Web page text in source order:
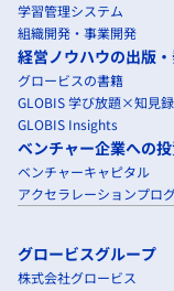
学習管理システム
組織開発・事業開発
経営ノウハウの出版
グロービスの書籍
GLOBIS 学び放題×知見録
GLOBIS Insights
ベンチャー企業への
ベンチャーキャピタル
アクセラレーションプロ
グロービスグループ
株式会社グロービス